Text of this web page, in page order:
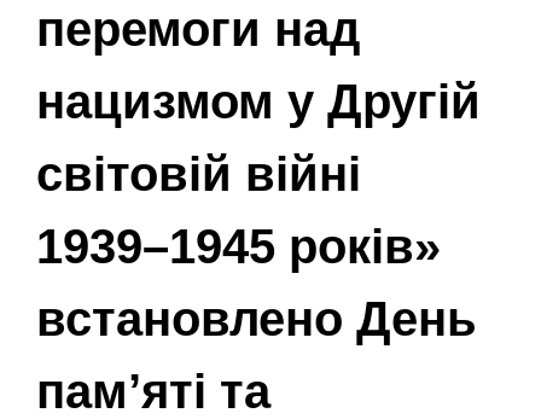
перемоги над
нацизмом у Другій
світовій війні
1939–1945 років»
встановлено День
пам’яті та